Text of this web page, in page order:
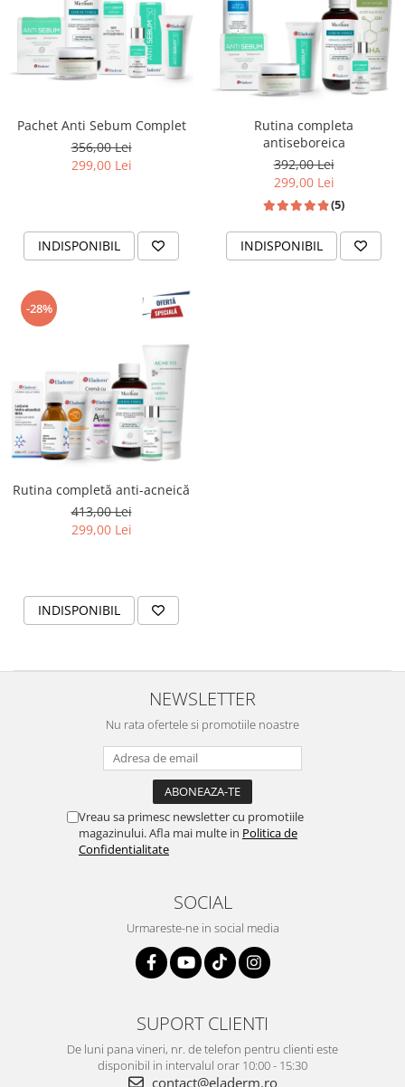
Pachet Anti Sebum Complet
356,00 Lei
299,00 Lei
INDISPONIBIL
Rutina completa
antiseboreica
392,00 Lei
299,00 Lei
(5)
INDISPONIBIL
-28%
Rutina completă anti-acneică
413,00 Lei
299,00 Lei
INDISPONIBIL
NEWSLETTER
Nu rata ofertele si promotiile noastre
Vreau sa primesc newsletter cu promotiile
magazinului. Afla mai multe in Politica de
Confidentialitate
SOCIAL
Urmareste-ne in social media
SUPORT CLIENTI
De luni pana vineri, nr. de telefon pentru clienti este
disponibil in intervalul orar 10:00 - 15:30
contact@eladerm.ro